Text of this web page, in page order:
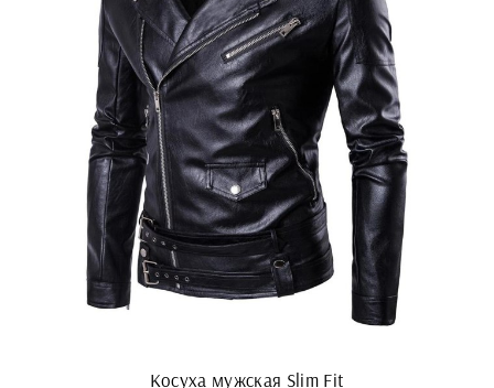
Косуха мужская Slim Fit